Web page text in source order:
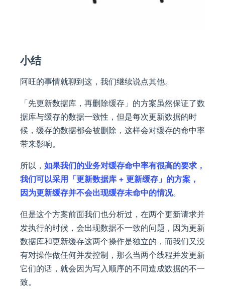
小结
阿旺的事情就聊到这，我们继续说点其他。
「先更新数据库，再删除缓存」的方案虽然保证了数
据库与缓存的数据一致性，但是每次更新数据的时
候，缓存的数据都会被删除，这样会对缓存的命中率
带来影响。
所以， 如果我们的业务对缓存命中率有很高的要求，
我们可以采用「更新数据库 + 更新缓存」的方案，
因为更新缓存并不会出现缓存未命中的情况。
但是这个方案前面我们也分析过，在两个更新请求并
发执行的时候，会出现数据不一致的问题，因为更新
数据库和更新缓存这两个操作是独立的，而我们又没
有对操作做任何并发控制，那么当两个线程并发更新
它们的话，就会因为写入顺序的不同造成数据的不一
致。